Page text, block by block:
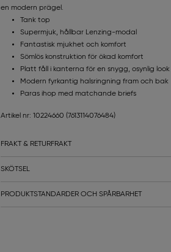
en modern prägel.
Tank top
Supermjuk, hållbar Lenzing-modal
Fantastisk mjukhet och komfort
Sömlös konstruktion för ökad komfort
Platt fåll i kanterna för en snygg, osynlig look
Modern fyrkantig halsringning fram och bak
Paras ihop med matchande briefs
Artikel nr: 10224660 (7613114076484)
FRAKT & RETURFRAKT
SKÖTSEL
PRODUKTSTANDARDER OCH SPÅRBARHET